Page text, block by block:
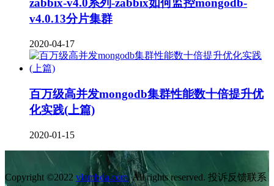
zabbix-v4.0系列-zabbix如何监控mongodb-
v4.0.13分片集群
2020-04-17
百万级高并发mongodb集群性能数十倍提升优
化实践(上篇)
2020-01-15
Copyright ©2022 vlambda.com. All rights reserved. 投诉反馈联系